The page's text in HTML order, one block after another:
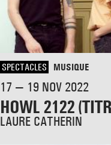
SPECTACLES MUSIQUE
17 — 19 NOV 2022
HOWL 2122
LAURE CATHERIN